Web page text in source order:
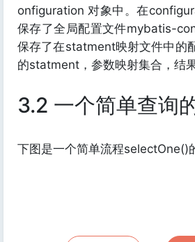
onfiguration 对象中。在
保存了全局配置文件mybatis-
保存了在statment映射文件中的
的statment，参数映射集合，结
3.2 一个简单查询
下图是一个简单流程selectOne()